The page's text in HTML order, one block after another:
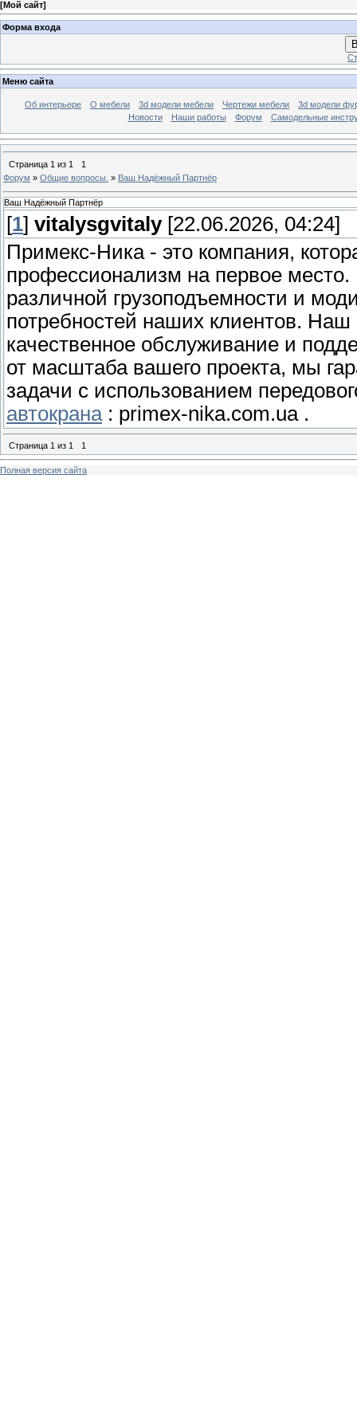
[Мой сайт]
Форма входа
Меню сайта
Об интерьере О мебели 3d модели мебели Чертежи мебели
3d модели
Новости
Наши работы Форум Самодельные
Страница 1 из 1
1
Форум » Общие вопросы. » Ваш Надёжный Партнёр
Ваш Надёжный Партнёр
[1] vitalysgvitaly[22.06.2026, 04:24]
Примекс-Ника - это компания,
профессионализм на первое
различной грузоподъемности и
потребностей наших клиентов.
качественное обслуживание и
от масштаба вашего проекта, мы
задачи с использованием
автокрана: primex-nika.com.ua .
Страница 1 из 1 1
Полная версия сайта